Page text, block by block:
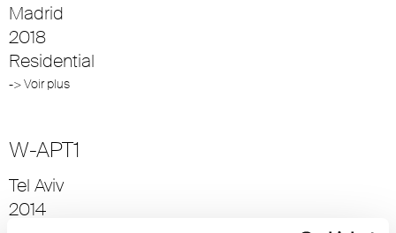
Madrid
2018
Residential
-> Voir plus
W-APT1
Tel Aviv
2014